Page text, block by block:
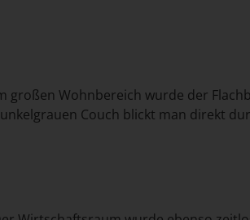
großen Wohnbereich wurde der
Couch blickt man direkt